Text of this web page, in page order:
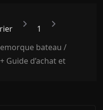
1
bateau /
Guide d’achat et